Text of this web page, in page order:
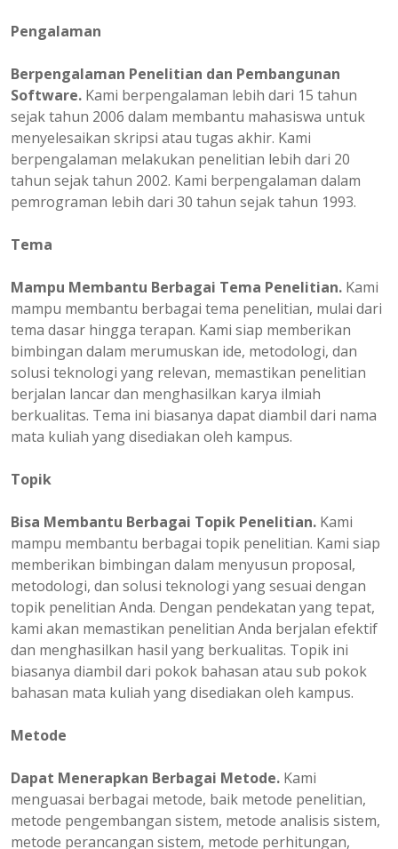
Pengalaman
Berpengalaman Penelitian dan Pembangunan
Software. Kami berpengalaman lebih dari 15 tahun
sejak tahun 2006 dalam membantu mahasiswa untuk
menyelesaikan skripsi atau tugas akhir. Kami
berpengalaman melakukan penelitian lebih dari 20
tahun sejak tahun 2002. Kami berpengalaman dalam
pemrograman lebih dari 30 tahun sejak tahun 1993.
Tema
Mampu Membantu Berbagai Tema Penelitian. Kami
mampu membantu berbagai tema penelitian, mulai dari
tema dasar hingga terapan. Kami siap memberikan
bimbingan dalam merumuskan ide, metodologi, dan
solusi teknologi yang relevan, memastikan penelitian
berjalan lancar dan menghasilkan karya ilmiah
berkualitas. Tema ini biasanya dapat diambil dari nama
mata kuliah yang disediakan oleh kampus.
Topik
Bisa Membantu Berbagai Topik Penelitian. Kami
mampu membantu berbagai topik penelitian. Kami siap
memberikan bimbingan dalam menyusun proposal,
metodologi, dan solusi teknologi yang sesuai dengan
topik penelitian Anda. Dengan pendekatan yang tepat,
kami akan memastikan penelitian Anda berjalan efektif
dan menghasilkan hasil yang berkualitas. Topik ini
biasanya diambil dari pokok bahasan atau sub pokok
bahasan mata kuliah yang disediakan oleh kampus.
Metode
Dapat Menerapkan Berbagai Metode. Kami
menguasai berbagai metode, baik metode penelitian,
metode pengembangan sistem, metode analisis sistem,
metode perancangan sistem, metode perhitungan,